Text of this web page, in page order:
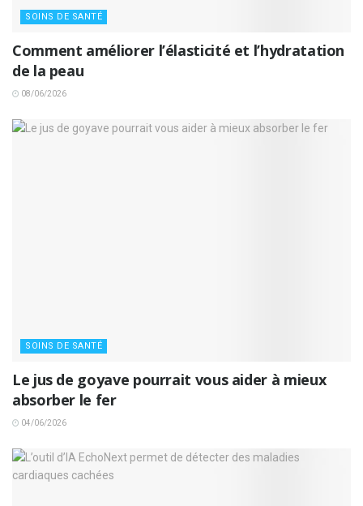
SOINS DE SANTÉ
Comment améliorer l’élasticité et l’hydratation
de la peau
08/06/2026
SOINS DE SANTÉ
Le jus de goyave pourrait vous aider à mieux
absorber le fer
04/06/2026